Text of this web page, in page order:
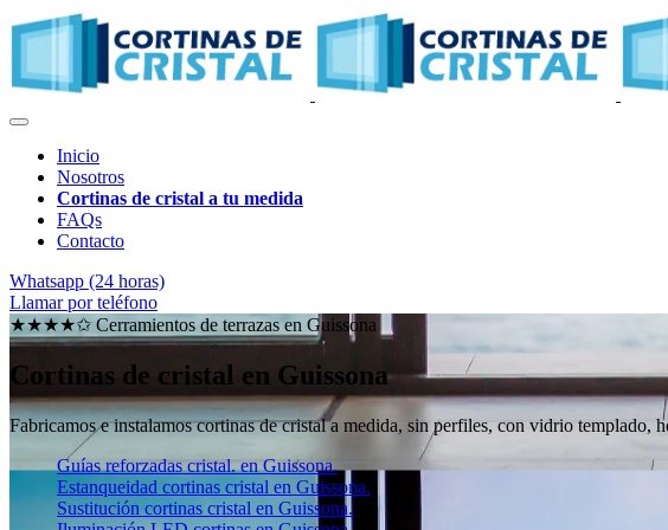
Inicio
Nosotros
Cortinas de cristal a tu medida
FAQs
Contacto
Whatsapp (24 horas)
Llamar por teléfono
★★★★✩ Cerramientos de terrazas en Guissona
Cortinas de cristal en Guissona
Fabricamos e instalamos cortinas de cristal a medida, sin perfiles, con vidrio templado,
Guías reforzadas cristal. en Guissona.
Estanqueidad cortinas cristal en Guissona.
Sustitución cortinas cristal en Guissona.